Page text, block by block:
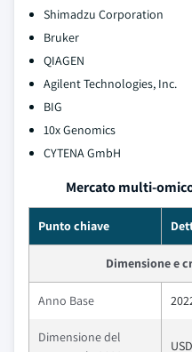
Shimadzu Corporation
Bruker
QIAGEN
Agilent Technologies, Inc.
BIG
10x Genomics
CYTENA GmbH
Mercato multi-
Punto chiave
Dimensione e
Anno Base
Dimensione del